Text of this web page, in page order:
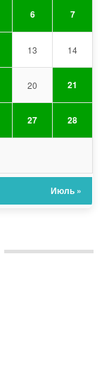
6 7
13 14
20 21
27 28
Июль »